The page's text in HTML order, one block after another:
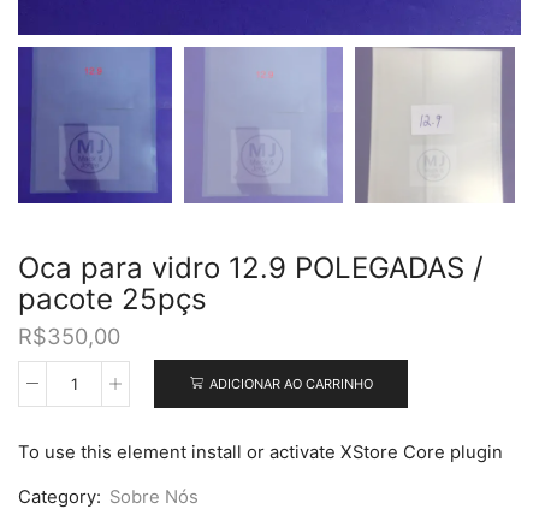
Oca para vidro 12.9 POLEGADAS /
pacote 25pçs
R$350,00
Oca
12.9
/
ADICIONAR AO CARRINHO
To use this element install or activate XStore Core plugin
Category: Sobre Nós